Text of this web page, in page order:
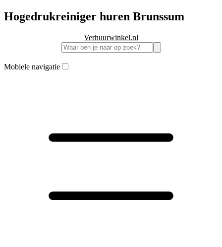
Hogedrukreiniger huren Brunssum
Verhuurwinkel.nl
Mobiele navigatie